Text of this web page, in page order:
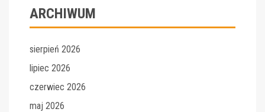
ARCHIWUM
sierpień 2026
lipiec 2026
czerwiec 2026
maj 2026